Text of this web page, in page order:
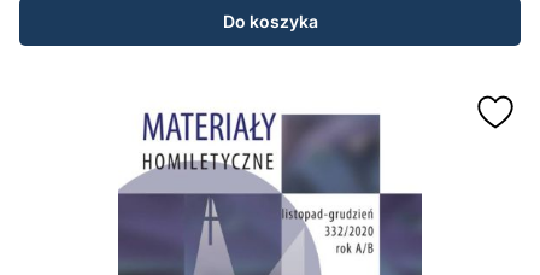
Do koszyka